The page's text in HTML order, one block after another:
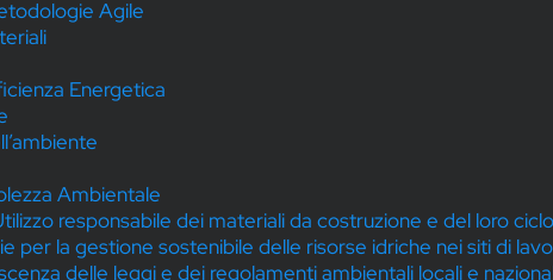
Agile
Energetica
Ambientale
responsabile dei materiali da costruzione e del loro
per la gestione sostenibile delle risorse idriche nei siti di
delle leggi e dei regolamenti ambientali locali e